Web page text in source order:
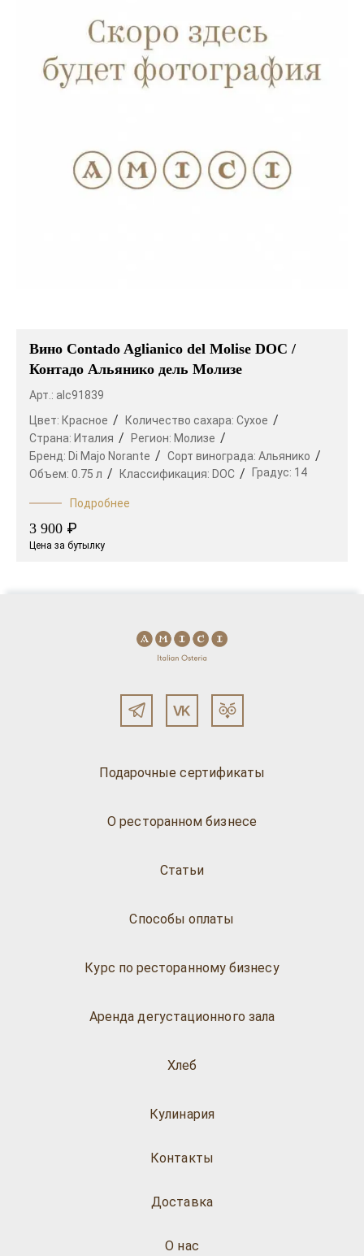
Вино Contado Aglianico del Molise DOC /
Контадо Альянико дель Молизе
Арт.: alc91839
Цвет: Красное Количество сахара: Сухое
Страна: Италия Регион: Молизе
Бренд: Di Majo Norante Сорт винограда: Альянико
Объем: 0.75 л Классификация: DOC Градус: 14
Подробнее
3 900 ₽
Цена за бутылку
Подарочные сертификаты
О ресторанном бизнесе
Статьи
Способы оплаты
Курс по ресторанному бизнесу
Аренда дегустационного зала
Хлеб
Кулинария
О нас
Доставка
Контакты